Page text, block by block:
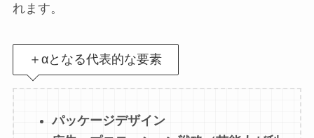
れます。
＋αとなる代表的な要素
パッケージデザイン